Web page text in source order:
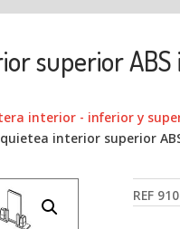
superior ABS
interior - inferior y
interior superior ABS
REF